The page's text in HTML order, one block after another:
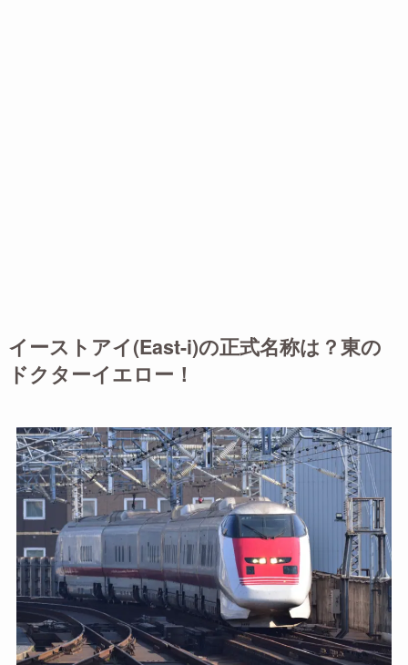
イーストアイ(East-i)の正式名称は？東の
ドクターイエロー！